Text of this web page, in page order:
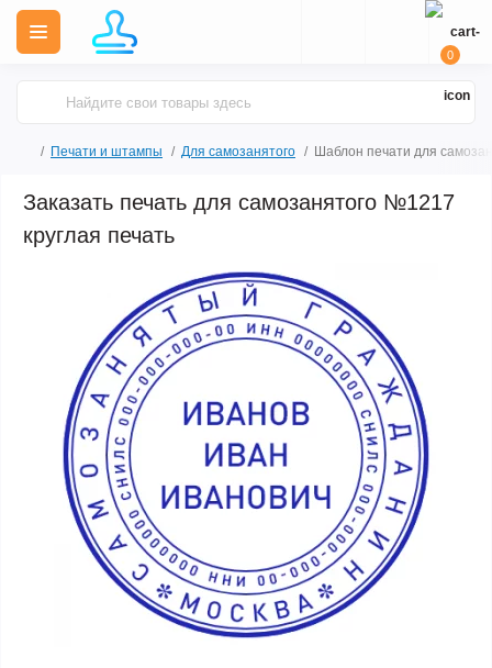
0
Печати и штампы Для самозанятого Шаблон печати для
Заказать печать для самозанятого №1217
круглая печать